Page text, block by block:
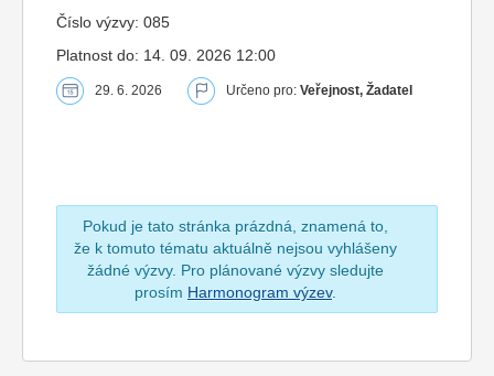
Číslo výzvy: 085
Platnost do: 14. 09. 2026 12:00
29. 6. 2026 Určeno pro: Veřejnost, Žadatel
Pokud je tato stránka prázdná, znamená to,
že k tomuto tématu aktuálně nejsou vyhlášeny
žádné výzvy. Pro plánované výzvy sledujte
prosím Harmonogram výzev.